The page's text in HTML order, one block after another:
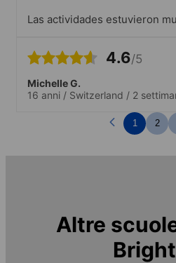
Las actividades estuvieron
4.6/5
Michelle G.
16 anni / Switzerland / 2
1 2
Altre